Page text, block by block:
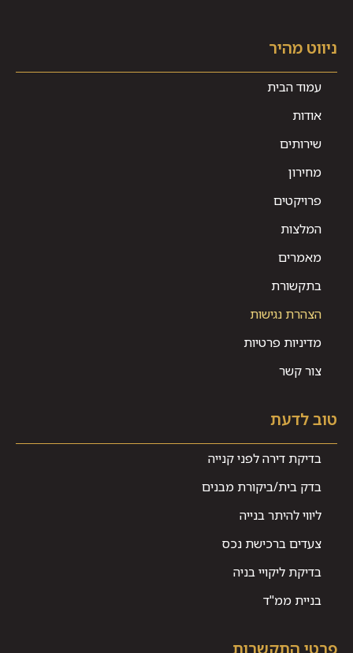
ניווט מהיר
עמוד הבית
אודות
שירותים
מחירון
פרויקטים
המלצות
מאמרים
בתקשורת
הצהרת נגישות
מדיניות פרטיות
צור קשר
טוב לדעת
בדיקת דירה לפני קנייה
בדק בית/ביקורת מבנים
ליווי להיתר בנייה
צעדים ברכישת נכס
בדיקת ליקויי בניה
בניית ממ"ד